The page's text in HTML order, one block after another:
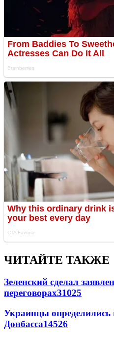
ЧИТАЙТЕ ТАКЖЕ
Зеленский сделал
переговорах31025
Украинцы определились
Донбасса14526